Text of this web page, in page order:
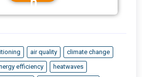
air quality
climate change
efficiency
heatwaves